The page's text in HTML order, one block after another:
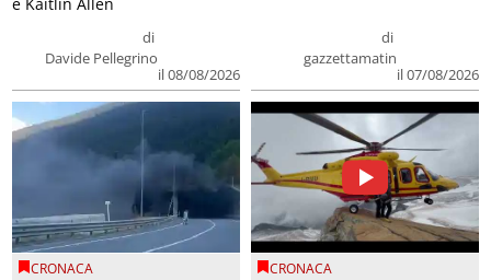
di
Davide Pellegrino
il 08/08/2026
di
gazzettamatin
il 07/08/2026
CRONACA CRONACA